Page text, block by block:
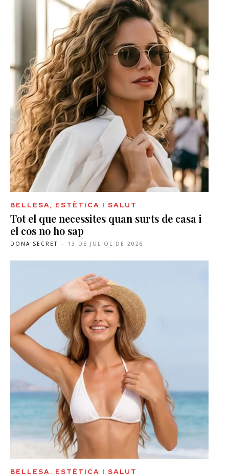
BELLESA, ESTÈTICA I SALUT
Tot el que necessites quan surts de casa i
el cos no ho sap
DONA SECRET - 13 DE JULIOL DE 2026
BELLESA, ESTÈTICA I SALUT